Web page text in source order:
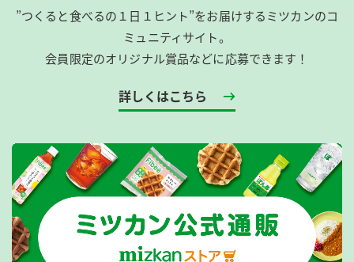
”つくると食べるの１日１ヒント”をお届けするミツカンのコ
ミュニティサイト。
会員限定のオリジナル賞品などに応募できます！
詳しくはこちら